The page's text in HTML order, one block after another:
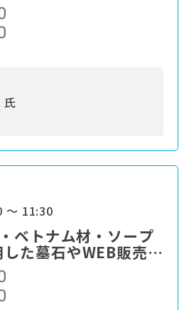
氏
～ 11:30
ベトナム材・ソープ
た墓石やWEB販売出
。